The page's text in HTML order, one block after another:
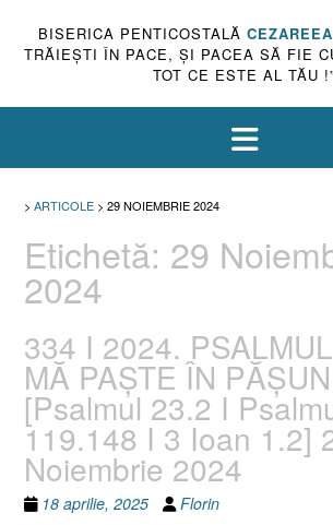
BISERICA PENTICOSTALĂ CEZAREEA
TRĂIEŞTI ÎN PACE, ŞI PACEA SĂ FIE
TOT CE ESTE AL TĂU !”
> ARTICOLE > 29 NOIEMBRIE 2024
Etichetă: 29
2024
334 I 2024.
MĂ PAȘTE ÎN
[Psalmul 23.2 I
119.148 I 3 Ioan 1.2]
Noiembrie 2024
18 aprilie, 2025 Florin